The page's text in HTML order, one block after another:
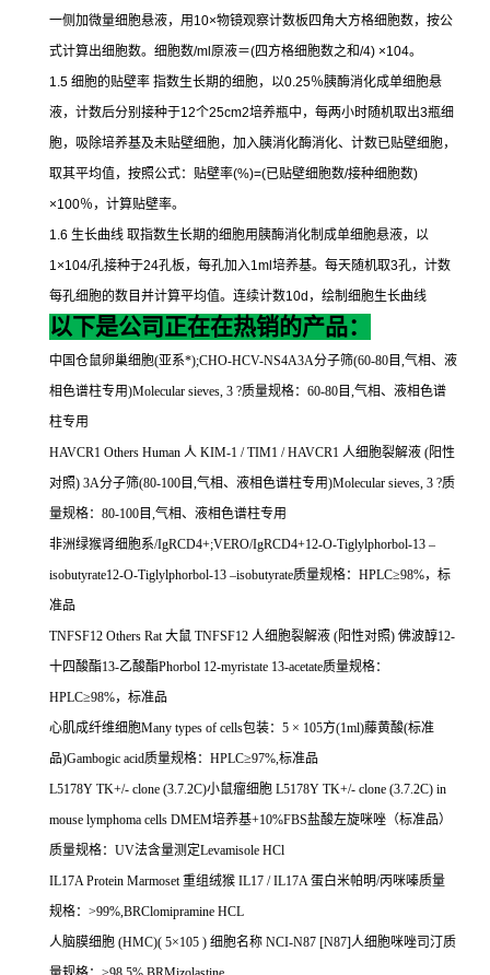
一侧加微量细胞悬液，用 10×物镜观察计数板四角大方格细胞数，按公
式计算出细胞数。细胞数/ml 原液＝(四方格细胞数之和/4) ×104。
1.5 细胞的贴壁率 指数生长期的细胞，以0.25％胰酶消化成单细胞悬
液，计数后分别接种于12个25cm2培养瓶中，每两小时随机取出3瓶细
胞，吸除培养基及未贴壁细胞，加入胰消化酶消化、计数已贴壁细胞，
取其平均值，按照公式：贴壁率(%)=(已贴壁细胞数/接种细胞数)
×100％，计算贴壁率。
1.6 生长曲线 取指数生长期的细胞用胰酶消化制成单细胞悬液，以
1×104/孔接种于24孔板，每孔加入1ml 培养基。每天随机取3孔，计数
每孔细胞的数目并计算平均值。连续计数10d ，绘制细胞生长曲线
以下是公司正在在热销的产品：
中国仓鼠卵巢细胞(亚系*);CHO-HCV-NS4A3A分子筛(60-80目 ,气相、液
相色谱柱专用)Molecular sieves, 3 ?质量规格： 60-80目 ,气相、液相色谱
柱专用
HAVCR1 Others Human 人 KIM-1 / TIM1 / HAVCR1 人细胞裂解液 (阳性
对照) 3A分子筛(80-100目 ,气相、液相色谱柱专用)Molecular sieves, 3 ?质
量规格： 80-100目 ,气相、液相色谱柱专用
非洲绿猴肾细胞系/IgRCD4+;VERO/IgRCD4+12-O-Tiglylphorbol-13 –
isobutyrate12-O-Tiglylphorbol-13 –isobutyrate质量规格： HPLC≥98%，标
准品
TNFSF12 Others Rat大鼠 TNFSF12 人细胞裂解液 (阳性对照) 佛波醇12-
十四酸酯13-乙酸酯Phorbol 12-myristate 13-acetate质量规格：
HPLC≥98%，标准品
心肌成纤维细胞Many types of cells包装： 5 × 105方(1ml)藤黄酸(标准
品)Gambogic acid质量规格： HPLC≥97%,标准品
L5178Y TK+/- clone (3.7.2C)小鼠瘤细胞 L5178Y TK+/- clone (3.7.2C) in
mouse lymphoma cells DMEM培养基+10%FBS盐酸左旋咪唑（标准品）
质量规格： UV法含量测定Levamisole HCl
IL17A Protein Marmoset重组绒猴 IL17 / IL17A蛋白米帕明/丙咪嗪质量
规格： >99%,BRClomipramine HCL
人脑膜细胞 (HMC)( 5×105 ) 细胞名称 NCI-N87 [N87]人细胞咪唑司汀质